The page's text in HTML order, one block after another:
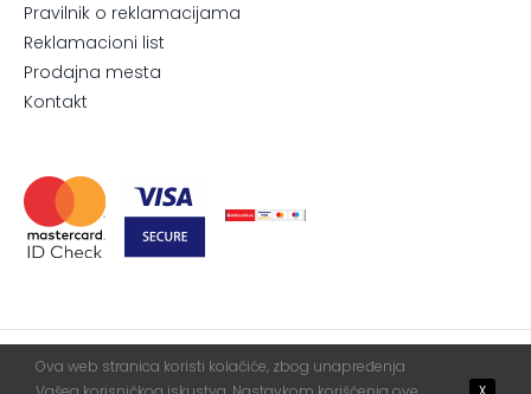
Pravilnik o reklamacijama
Reklamacioni list
Prodajna mesta
Kontakt
© 2026. All Rights Reserved.BlurWebServis
Ova web stranica koristi kolačiće, zbog unapređenja
X